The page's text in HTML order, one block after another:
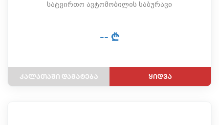
სატვირთო ავტომობილის საბურავი
-- ₾
ყიდვა